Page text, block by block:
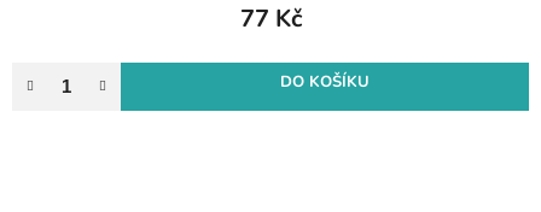
77 Kč
DO KOŠÍKU